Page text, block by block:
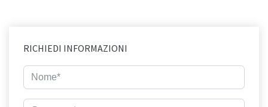
RICHIEDI INFORMAZIONI